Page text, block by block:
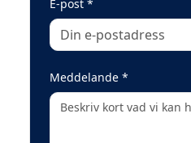
E-post *
Meddelande *